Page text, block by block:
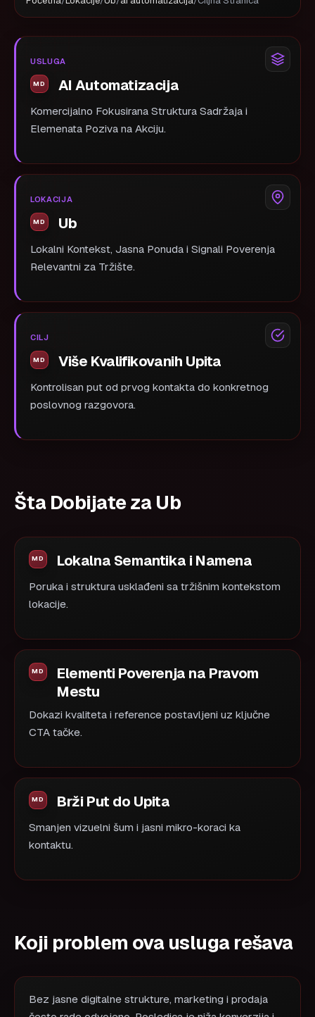
USLUGA
AI Automatizacija
Komercijalno Fokusirana Struktura Sadržaja i
Elemenata Poziva na Akciju.
LOKACIJA
Ub
Lokalni Kontekst, Jasna Ponuda i Signali Poverenja
Relevantni za Tržište.
CILJ
Više Kvalifikovanih Upita
Kontrolisan put od prvog kontakta do konkretnog
poslovnog razgovora.
Šta Dobijate za Ub
Lokalna Semantika i Namena
Poruka i struktura usklađeni sa tržišnim kontekstom
lokacije.
Elementi Poverenja na Pravom
Mestu
Dokazi kvaliteta i reference postavljeni uz ključne
CTA tačke.
Brži Put do Upita
Smanjen vizuelni šum i jasni mikro-koraci ka
kontaktu.
Koji problem ova usluga rešava
Bez jasne digitalne strukture, marketing i prodaja